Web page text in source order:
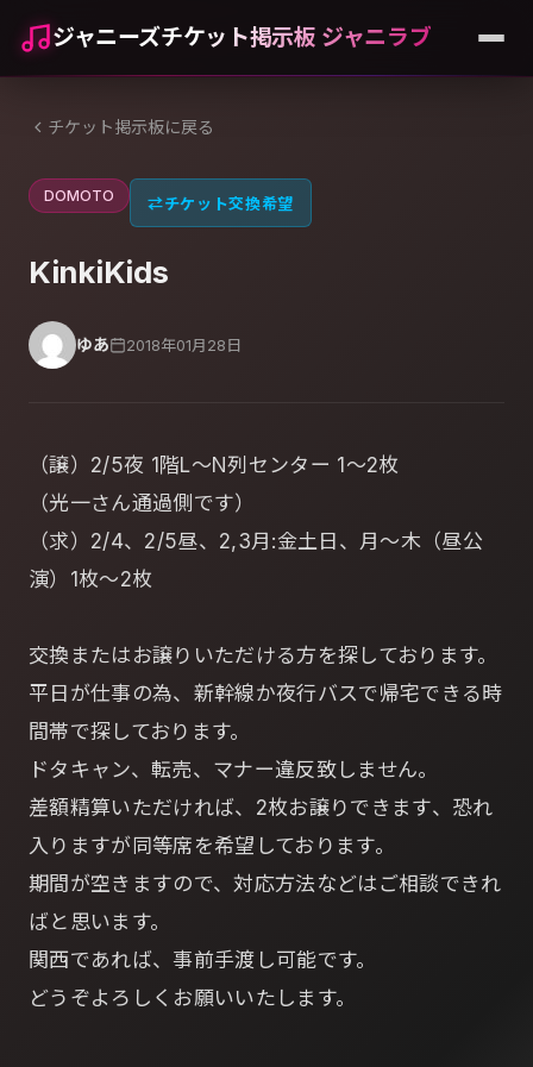
ジャニーズチケット掲示板 ジャニラブ
チケット掲示板に戻る
DOMOTO ⇄チケット交換希望
KinkiKids
ゆあ 2018年01月28日
（譲）2/5夜 1階L～N列センター 1～2枚
（光一さん通過側です）
（求）2/4、2/5昼、2,3月:金土日、月～木（昼公
演）1枚～2枚
交換またはお譲りいただける方を探しております。
平日が仕事の為、新幹線か夜行バスで帰宅できる時
間帯で探しております。
ドタキャン、転売、マナー違反致しません。
差額精算いただければ、2枚お譲りできます、恐れ
入りますが同等席を希望しております。
期間が空きますので、対応方法などはご相談できれ
ばと思います。
関西であれば、事前手渡し可能です。
どうぞよろしくお願いいたします。